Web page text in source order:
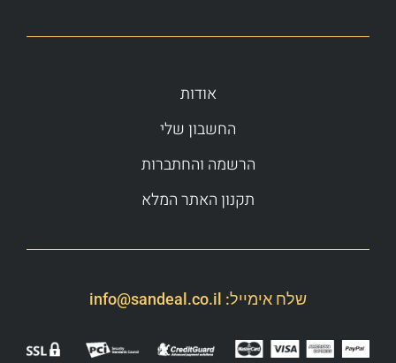
אודות
החשבון שלי
הרשמה והחתברות
תקנון האתר המלא
שלח אימייל: info@sandeal.co.il